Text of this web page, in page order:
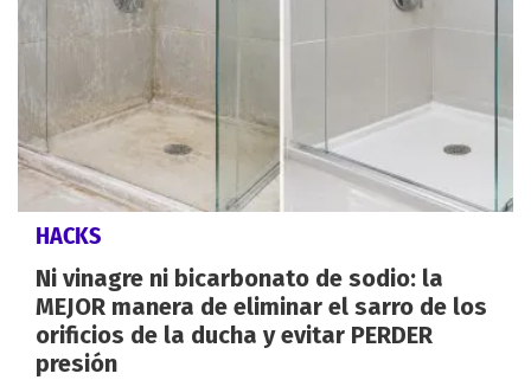
HACKS
Ni vinagre ni bicarbonato de sodio: la
MEJOR manera de eliminar el sarro de los
orificios de la ducha y evitar PERDER
presión